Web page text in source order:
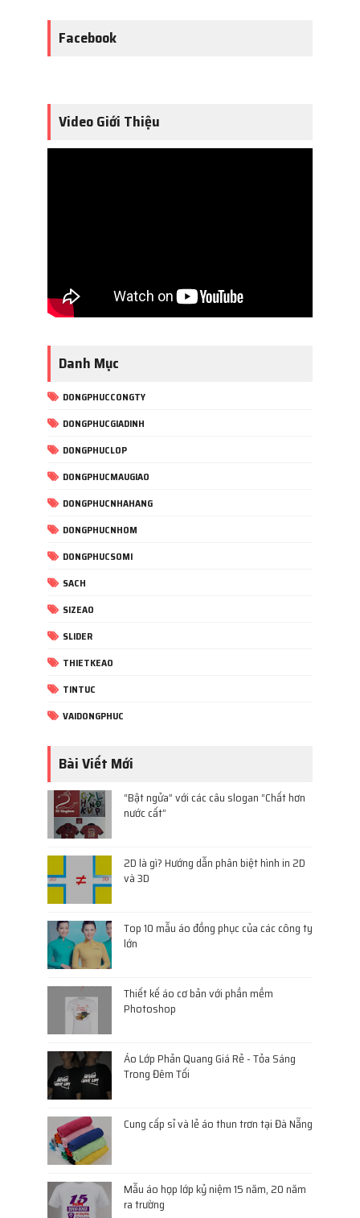
Facebook
Video Giới Thiệu
Danh Mục
DONGPHUCCONGTY
DONGPHUCGIADINH
DONGPHUCLOP
DONGPHUCMAUGIAO
DONGPHUCNHAHANG
DONGPHUCNHOM
DONGPHUCSOMI
SACH
SIZEAO
SLIDER
THIETKEAO
TINTUC
VAIDONGPHUC
Bài Viết Mới
“Bật ngửa” với các câu slogan “Chất hơn
nước cất”
2D là gì? Hướng dẫn phân biệt hình in 2D
và 3D
Top 10 mẫu áo đồng phục của các công ty
lớn
Thiết kế áo cơ bản với phần mềm
Photoshop
Áo Lớp Phản Quang Giá Rẻ - Tỏa Sáng
Trong Đêm Tối
Cung cấp sỉ và lẻ áo thun trơn tại Đà Nẵng
Mẫu áo họp lớp kỷ niệm 15 năm, 20 năm
ra trường